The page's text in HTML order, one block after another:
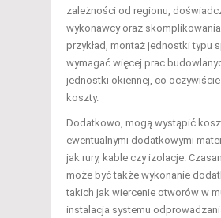
zależności od regionu,
wykonawcy oraz
przykład, montaż jednostki typu
wymagać więcej prac
jednostki okiennej, co
koszty.
Dodatkowo, mogą wystąpić
ewentualnymi dodatkowymi
jak rury, kable czy izolacje.
może być także wykonanie
takich jak wiercenie otworów w
instalacja systemu